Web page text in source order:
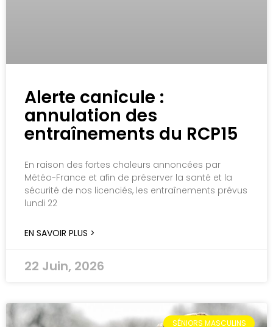
Alerte canicule :
annulation des
entraînements du RCP15
En raison des fortes chaleurs annoncées par
Météo-France et afin de préserver la santé et la
sécurité de nos licenciés, les entraînements prévus
lundi 22
EN SAVOIR PLUS >
22 Juin, 2026
SÉNIORS MASCULINS